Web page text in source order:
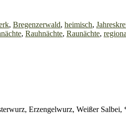
, Bregenzerwald, heimisch,
, Rauhnächte, Raunächte,
Erzengelwurz, Weißer Salbei,